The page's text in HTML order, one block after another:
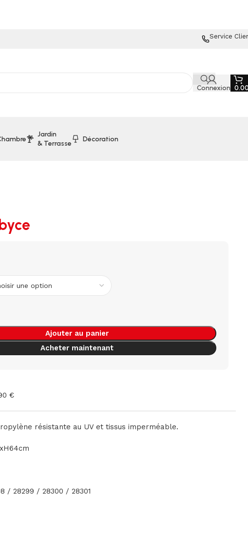
Service
Connexion
Jardin
& Terrasse
Décoration
Ajouter au panier
Acheter maintenant
€
résistante au UV et tissus imperméable.
/ 28299 / 28300 / 28301